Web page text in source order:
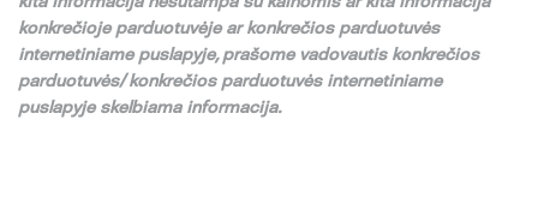
konkrečioje parduotuvėje ar konkrečios parduotuvės
internetiniame puslapyje,prašome vadovautis konkrečios
parduotuvės/ konkrečios parduotuvės internetiniame
puslapyje skelbiama informacija.